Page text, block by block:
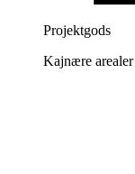
Projektgods
Kajnære